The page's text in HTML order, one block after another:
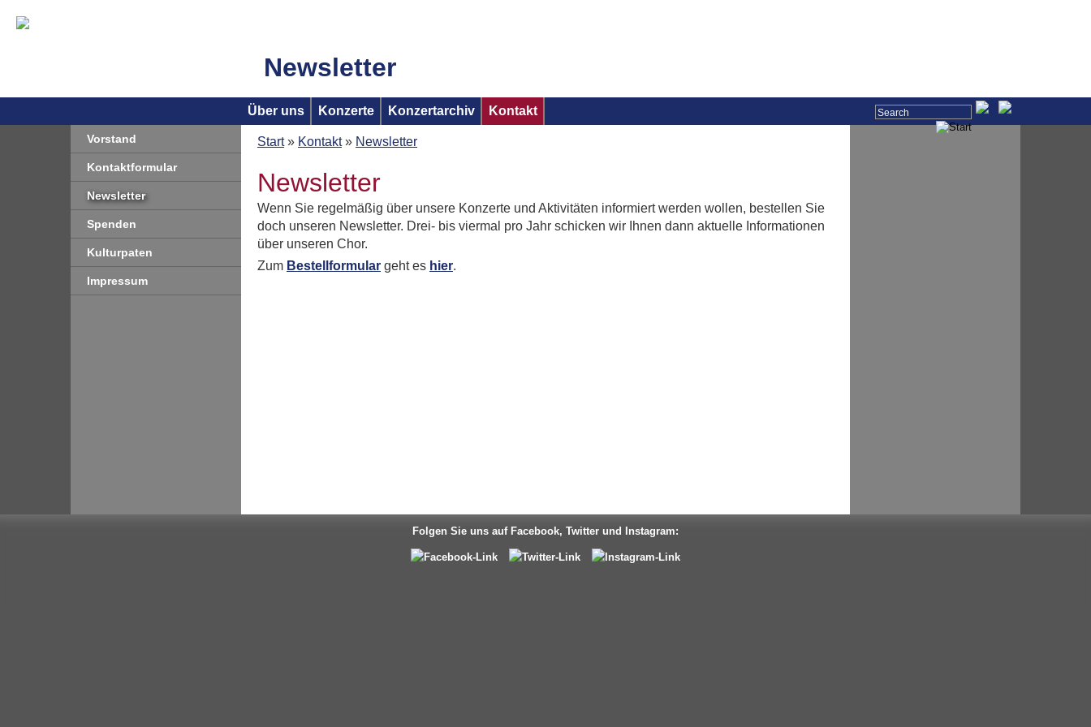
Newsletter
Über uns Konzerte Konzertarchiv Kontakt
Vorstand
Kontaktformular
Newsletter
Spenden
Kulturpaten
Impressum
Start» Kontakt» Newsletter
Newsletter
Wenn Sie regelmäßig über unsere Konzerte und Aktivitäten informiert werden wollen, bestellen Sie
doch unseren Newsletter. Drei- bis viermal pro Jahr schicken wir Ihnen dann aktuelle Informationen
über unseren Chor.
Zum Bestellformular geht es hier.
Folgen Sie uns auf Facebook, Twitter und Instagram: